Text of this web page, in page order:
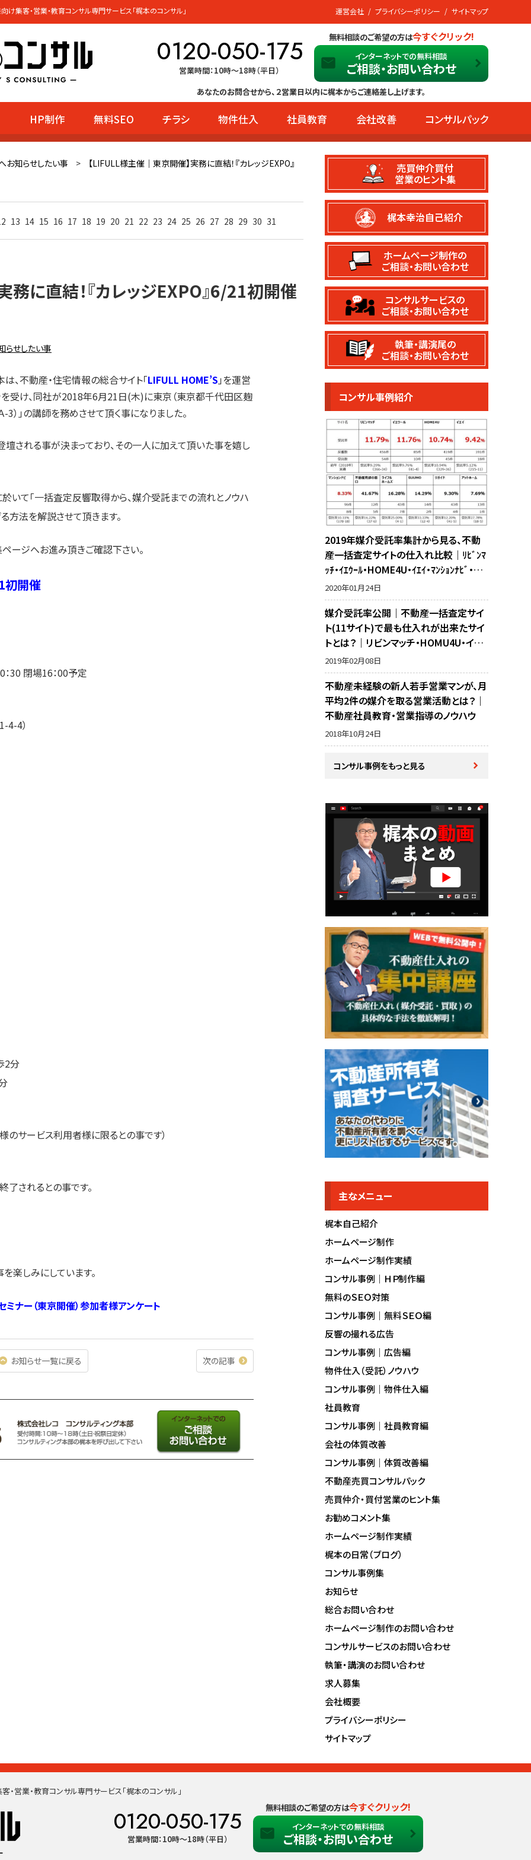
集客・営業・教育コンサル専門サービス「梶本のコンサル」
0120-050-175
営業時間：10時〜18時（平日）
無料相談のご希望の方は今すぐクリック!
インターネットでの無料相談
ご相談・お問い合わせ
運営会社 プライバシーポリシー サイトマップ
あなたのお問合せから、２営業日以内に梶本からご連絡差し上げます。
HP制作 無料SEO チラシ 物件仕入 社員教育 会社改善 コンサルパック
お知らせしたい事 > 【LIFULL様主催｜東京開催】実務に直結！『カレッジEXPO』
13 14 15 16 17 18 19 20 21 22 23 24 25 26 27 28 29 30 31
に直結！『カレッジEXPO』6/21初開催
らせしたい事
、不動産・住宅情報の総合サイト「LIFULL HOME’S 」を運営
受け、同社が2018年6月21日(木)に東京（東京都千代田区麹
3）」の講師を務めさせて頂く事になりました。
される事が決まっており、その一人に加えて頂いた事を嬉し
いて「一括査定反響取得から、媒介受託までの流れとノウハ
方法を解説させて頂きます。
ージへお進み頂きご確認下さい。
初開催
30 閉場16：00予定
4-4）
2分
サービス利用者様に限るとの事です）
されるとの事です。
楽しみにしています。
ナー（東京開催）参加者様アンケート
お知らせ一覧に戻る 次の記事
売買仲介買付
営業のヒント集
梶本幸治自己紹介
ホームページ制作の
ご相談・お問い合わせ
コンサルサービスの
ご相談・お問い合わせ
執筆・講演尾の
ご相談・お問い合わせ
コンサル事例紹介
2019年媒介受託率集計から見る、不動
産一括査定サイトの仕入れ比較｜ﾘﾋﾞﾝﾏ
ｯﾁ・ｲｴｳｰﾙ・HOME4U・ｲｴｲ・ﾏﾝｼｮﾝﾅﾋﾞ・不
動産売却の窓口・ﾗｲﾌﾙﾎｰﾑｽﾞ・SUUMO・ﾘ
ｶﾞｲﾄﾞ・ｱｯﾄﾎｰﾑの10サイト比較
2020年01月24日
媒介受託率公開｜不動産一括査定サイ
ト(11サイト)で最も仕入れが出来たサイ
トとは？｜リビンマッチ・HOMU4U・イエ
イ・イエウール・マンションナビ・リガイド・
アットホーム・SUUMO・不動産売却の窓
口・ホームズ・マイナビの反響比較
2019年02月08日
不動産未経験の新人若手営業マンが、月
平均2件の媒介を取る営業活動とは？｜
不動産社員教育・営業指導のノウハウ
2018年10月24日
コンサル事例をもっと見る
主なメニュー
梶本自己紹介
ホームページ制作
ホームページ制作実績
コンサル事例｜ＨＰ制作編
無料のＳＥＯ対策
コンサル事例｜無料ＳＥＯ編
反響の撮れる広告
コンサル事例｜広告編
物件仕入（受託）ノウハウ
コンサル事例｜物件仕入編
社員教育
コンサル事例｜社員教育編
会社の体質改善
コンサル事例｜体質改善編
不動産売買コンサルパック
売買仲介・買付営業のヒント集
お勧めコメント集
ホームページ制作実績
梶本の日常（ブログ）
コンサル事例集
お知らせ
総合お問い合わせ
ホームページ制作のお問い合わせ
コンサルサービスのお問い合わせ
執筆・講演のお問い合わせ
求人募集
会社概要
プライバシーポリシー
サイトマップ
営業・教育コンサル専門サービス「梶本のコンサル」
0120-050-175
営業時間：10時〜18時（平日）
無料相談のご希望の方は今すぐクリック!
インターネットでの無料相談
ご相談・お問い合わせ